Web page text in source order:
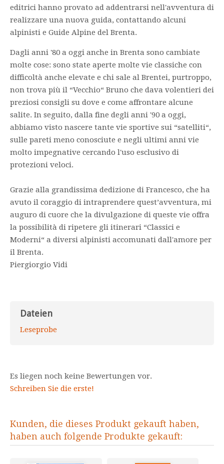
editrici hanno provato ad addentrarsi nell'avventura di
realizzare una nuova guida, contattando alcuni
alpinisti e Guide Alpine del Brenta.
Dagli anni '80 a oggi anche in Brenta sono cambiate
molte cose: sono state aperte molte vie classiche con
difficoltà anche elevate e chi sale al Brentei, purtroppo,
non trova più il “Vecchio“ Bruno che dava volentieri dei
preziosi consigli su dove e come affrontare alcune
salite. In seguito, dalla fine degli anni '90 a oggi,
abbiamo visto nascere tante vie sportive sui “satelliti“,
sulle pareti meno conosciute e negli ultimi anni vie
molto impegnative cercando l'uso esclusivo di
protezioni veloci.
Grazie alla grandissima dedizione di Francesco, che ha
avuto il coraggio di intraprendere quest’avventura, mi
auguro di cuore che la divulgazione di queste vie offra
la possibilità di ripetere gli itinerari “Classici e
Moderni“ a diversi alpinisti accomunati dall'amore per
il Brenta.
Piergiorgio Vidi
Dateien
Leseprobe
Es liegen noch keine Bewertungen vor.
Schreiben Sie die erste!
Kunden, die dieses Produkt gekauft haben,
haben auch folgende Produkte gekauft: